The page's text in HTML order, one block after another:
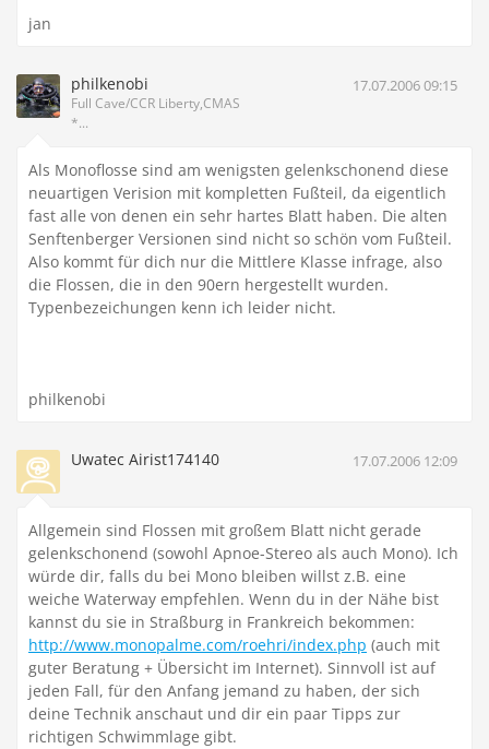
jan
philkenobi
Full Cave/CCR Liberty,CMAS
*...
17.07.2006 09:15
Als Monoflosse sind am wenigsten gelenkschonend diese
neuartigen Verision mit kompletten Fußteil, da eigentlich
fast alle von denen ein sehr hartes Blatt haben. Die alten
Senftenberger Versionen sind nicht so schön vom Fußteil.
Also kommt für dich nur die Mittlere Klasse infrage, also
die Flossen, die in den 90ern hergestellt wurden.
Typenbezeichungen kenn ich leider nicht.
philkenobi
Uwatec Airist174140 17.07.2006 12:09
Allgemein sind Flossen mit großem Blatt nicht gerade
gelenkschonend (sowohl Apnoe-Stereo als auch Mono). Ich
würde dir, falls du bei Mono bleiben willst z.B. eine
weiche Waterway empfehlen. Wenn du in der Nähe bist
kannst du sie in Straßburg in Frankreich bekommen:
http://www.monopalme.com/roehri/index.php (auch mit
guter Beratung + Übersicht im Internet). Sinnvoll ist auf
jeden Fall, für den Anfang jemand zu haben, der sich
deine Technik anschaut und dir ein paar Tipps zur
richtigen Schwimmlage gibt.